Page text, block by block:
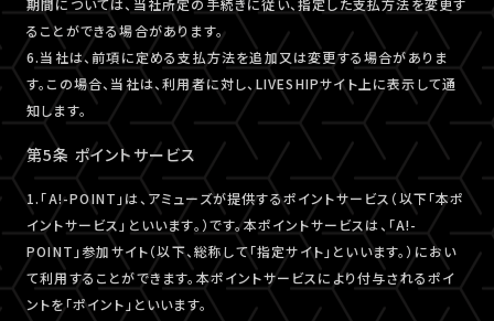
期間については、当社所定の手続きに従い、指定した支払方法を変更す
ることができる場合があります。
6.当社は、前項に定める支払方法を追加又は変更する場合がありま
す。この場合、当社は、利用者に対し、LIVESHIPサイト上に表示して通
知します。
第5条 ポイントサービス
1.「A!-POINT」は、アミューズが提供するポイントサービス（以下「本ポ
イントサービス」といいます。）です。本ポイントサービスは、「A!-
POINT」参加サイト（以下、総称して「指定サイト」といいます。）におい
て利用することができます。本ポイントサービスにより付与されるポイ
ントを「ポイント」といいます。